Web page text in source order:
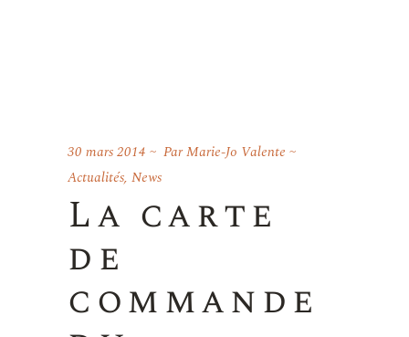
30 mars 2014 ParMarie-Jo Valente
Actualités, News
La carte
de
commande